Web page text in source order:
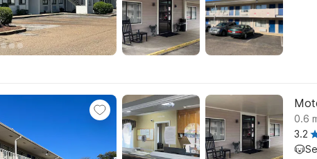
0.6
3.2